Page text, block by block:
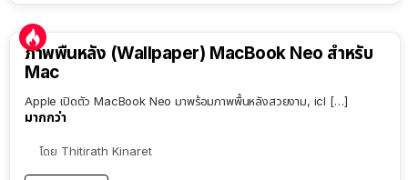
ภาพพื้นหลัง (Wallpaper) MacBook Neo สำหรับ
Mac
Apple เปิดตัว MacBook Neo มาพร้อมภาพพื้นหลังสวยงาม, icl […]
มากกว่า
โดย Thitirath Kinaret